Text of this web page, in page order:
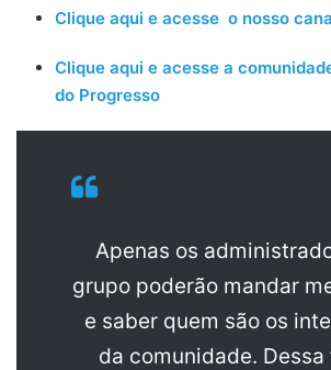
Clique aqui e acesse o nosso
Clique aqui e acesse a
do Progresso
Apenas os
grupo poderão mandar
e saber quem são os
da comunidade. Dessa